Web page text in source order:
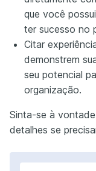
que você
ter sucesso no
Citar
demonstrem
seu potencial
organização.
Sinta-se à
detalhes se